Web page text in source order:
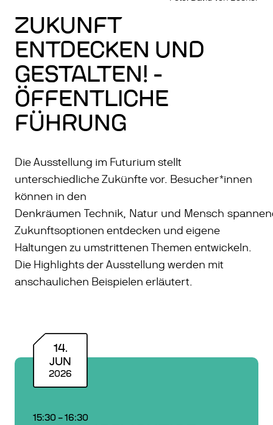
ZUKUNFT
ENTDECKEN UND
GESTALTEN! -
ÖFFENTLICHE
FÜHRUNG
Die Ausstellung im Futurium stellt
unterschiedliche Zukünfte vor. Besucher*innen
können in den
Denkräumen Technik, Natur und Mensch
Zukunftsoptionen entdecken und eigene
Haltungen zu umstrittenen Themen entwickeln.
Die Highlights der Ausstellung werden mit
anschaulichen Beispielen erläutert.
14.
JUN
2026
15:30 –16:30